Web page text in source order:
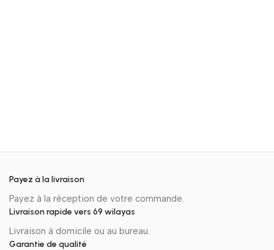
Payez à la livraison
Payez à la réception de votre commande.
Livraison rapide vers 69 wilayas
Livraison à domicile ou au bureau.
Garantie de qualité